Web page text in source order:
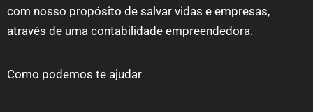
com nosso propósito de salvar vidas e empresas,
através de uma contabilidade empreendedora.
Como podemos te ajudar